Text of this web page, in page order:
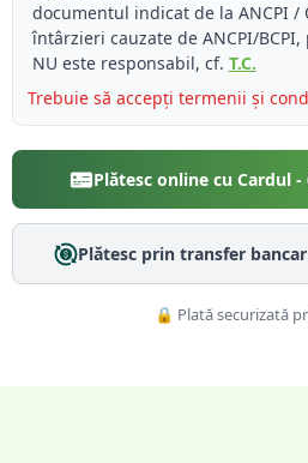
documentul indicat de la ANCPI /
întârzieri cauzate de ANCPI/
NU este responsabil, cf. T.C.
Trebuie să accepți termenii și
Plătesc online cu Cardul -
Plătesc prin transfer
🔒 Plată securizată